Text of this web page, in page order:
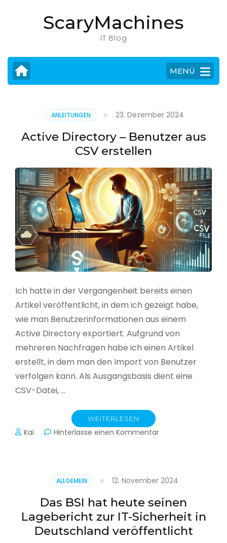
drücken)
ScaryMachines
IT Blog
MENÜ
ANLEITUNGEN 23. Dezember 2024
Active Directory – Benutzer aus
CSV erstellen
Ich hatte in der Vergangenheit bereits einen
Artikel veröffentlicht, in dem ich gezeigt habe,
wie man Benutzerinformationen aus einem
Active Directory exportiert. Aufgrund von
mehreren Nachfragen habe ich einen Artikel
erstellt, in dem man den Import von Benutzer
verfolgen kann. Als Ausgangsbasis dient eine
CSV-Datei, …
WEITERLESEN
Kai Hinterlasse einen Kommentarzu
aus
CSV
erstellen
ALLGEMEIN 12. November 2024
Das BSI hat heute seinen
Lagebericht zur IT-Sicherheit in
Deutschland veröffentlicht